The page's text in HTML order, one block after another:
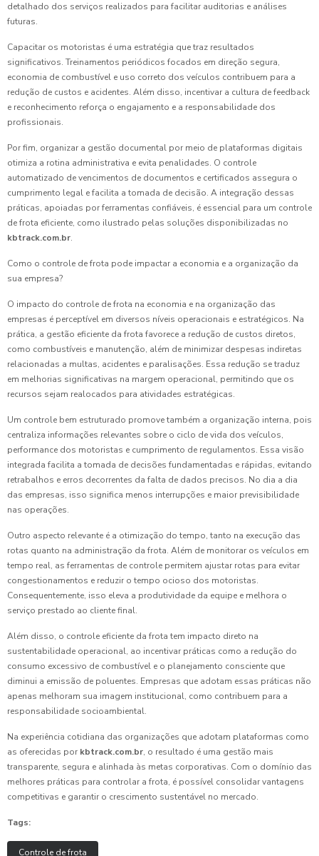
detalhado dos serviços realizados para facilitar auditorias e análises
futuras.
Capacitar os motoristas é uma estratégia que traz resultados
significativos. Treinamentos periódicos focados em direção segura,
economia de combustível e uso correto dos veículos contribuem para a
redução de custos e acidentes. Além disso, incentivar a cultura de feedback
e reconhecimento reforça o engajamento e a responsabilidade dos
profissionais.
Por fim, organizar a gestão documental por meio de plataformas digitais
otimiza a rotina administrativa e evita penalidades. O controle
automatizado de vencimentos de documentos e certificados assegura o
cumprimento legal e facilita a tomada de decisão. A integração dessas
práticas, apoiadas por ferramentas confiáveis, é essencial para um controle
de frota eficiente, como ilustrado pelas soluções disponibilizadas no
kbtrack.com.br.
Como o controle de frota pode impactar a economia e a organização da
sua empresa?
O impacto do controle de frota na economia e na organização das
empresas é perceptível em diversos níveis operacionais e estratégicos. Na
prática, a gestão eficiente da frota favorece a redução de custos diretos,
como combustíveis e manutenção, além de minimizar despesas indiretas
relacionadas a multas, acidentes e paralisações. Essa redução se traduz
em melhorias significativas na margem operacional, permitindo que os
recursos sejam realocados para atividades estratégicas.
Um controle bem estruturado promove também a organização interna, pois
centraliza informações relevantes sobre o ciclo de vida dos veículos,
performance dos motoristas e cumprimento de regulamentos. Essa visão
integrada facilita a tomada de decisões fundamentadas e rápidas, evitando
retrabalhos e erros decorrentes da falta de dados precisos. No dia a dia
das empresas, isso significa menos interrupções e maior previsibilidade
nas operações.
Outro aspecto relevante é a otimização do tempo, tanto na execução das
rotas quanto na administração da frota. Além de monitorar os veículos em
tempo real, as ferramentas de controle permitem ajustar rotas para evitar
congestionamentos e reduzir o tempo ocioso dos motoristas.
Consequentemente, isso eleva a produtividade da equipe e melhora o
serviço prestado ao cliente final.
Além disso, o controle eficiente da frota tem impacto direto na
sustentabilidade operacional, ao incentivar práticas como a redução do
consumo excessivo de combustível e o planejamento consciente que
diminui a emissão de poluentes. Empresas que adotam essas práticas não
apenas melhoram sua imagem institucional, como contribuem para a
responsabilidade socioambiental.
Na experiência cotidiana das organizações que adotam plataformas como
as oferecidas por kbtrack.com.br, o resultado é uma gestão mais
transparente, segura e alinhada às metas corporativas. Com o domínio das
melhores práticas para controlar a frota, é possível consolidar vantagens
competitivas e garantir o crescimento sustentável no mercado.
Tags:
Controle de frota